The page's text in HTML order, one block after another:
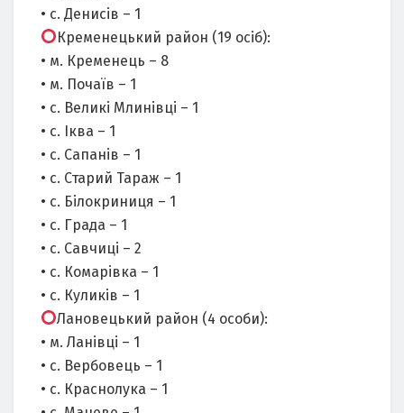
• с. Денисів – 1
Кременецький район (19 осіб):
• м. Кременець – 8
• м. Почаїв – 1
• с. Великі Млинівці – 1
• с. Іква – 1
• с. Сапанів – 1
• с. Старий Тараж – 1
• с. Білокриниця – 1
• с. Града – 1
• с. Савчиці – 2
• с. Комарівка – 1
• с. Куликів – 1
Лановецький район (4 особи):
• м. Ланівці – 1
• с. Вербовець – 1
• с. Краснолука – 1